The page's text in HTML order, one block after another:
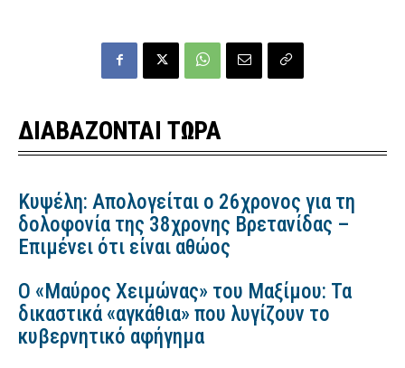
ΔΙΑΒΑΖΟΝΤΑΙ ΤΩΡΑ
Κυψέλη: Απολογείται ο 26χρονος για τη
δολοφονία της 38χρονης Βρετανίδας –
Επιμένει ότι είναι αθώος
Ο «Μαύρος Χειμώνας» του Μαξίμου: Τα
δικαστικά «αγκάθια» που λυγίζουν το
κυβερνητικό αφήγημα